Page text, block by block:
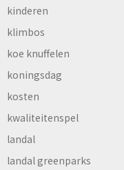
kinderen
klimbos
koe knuffelen
koningsdag
kosten
kwaliteitenspel
landal
landal greenparks